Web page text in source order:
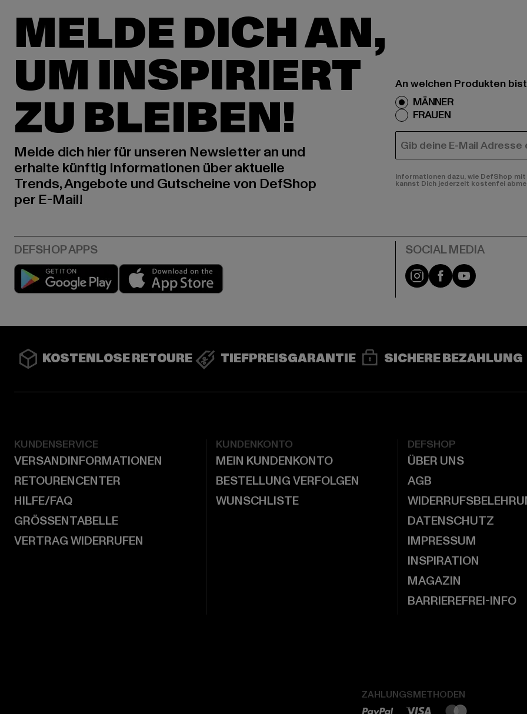
MELDE DICH AN,
UM INSPIRIERT
ZU BLEIBEN!
Melde dich hier für unseren Newsletter an und
erhalte künftig Informationen über aktuelle
Trends, Angebote und Gutscheine von DefShop
per E-Mail!
An welchen Produkten
MÄNNER
FRAUEN
E-MAIL
Informationen dazu, wie DefShop
kannst Dich jederzeit kostenfei
Play market Instagram
FacebookYouTube
KOSTENLOSE RETOURE TIEFPREISGARANTIE SICHERE BEZAHLUNG
KUNDENSERVICE
VERSANDINFORMATIONEN
RETOURENCENTER
HILFE/FAQ
GRÖSSENTABELLE
VERTRAG WIDERRUFEN
KUNDENKONTO
MEIN KUNDENKONTO
BESTELLUNG VERFOLGEN
WUNSCHLISTE
DEFSHOP
ÜBER UNS
AGB
DATENSCHUTZ
IMPRESSUM
INSPIRATION
MAGAZIN
BARRIEREFREI-INFO
ZAHLUNGSMETHODEN